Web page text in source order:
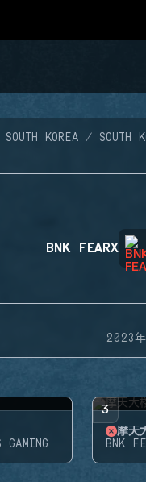
KOREA SOUTH
BNK FEARX
2023
GAMING
3
摩天
BNK